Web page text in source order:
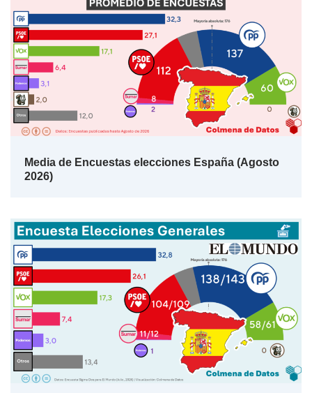
Media de Encuestas elecciones España (Agosto
2026)